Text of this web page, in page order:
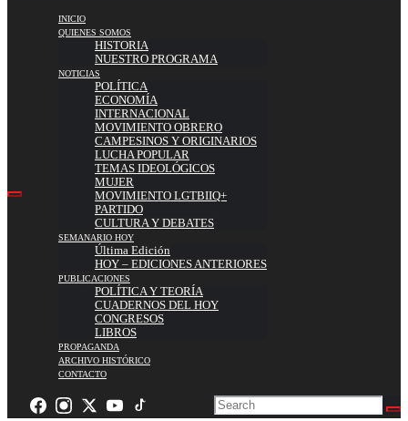
INICIO
QUIENES SOMOS
HISTORIA
NUESTRO PROGRAMA
NOTICIAS
POLÍTICA
ECONOMÍA
INTERNACIONAL
MOVIMIENTO OBRERO
CAMPESINOS Y ORIGINARIOS
LUCHA POPULAR
TEMAS IDEOLÓGICOS
MUJER
MOVIMIENTO LGTBIIQ+
PARTIDO
CULTURA Y DEBATES
SEMANARIO HOY
Última Edición
HOY – EDICIONES ANTERIORES
PUBLICACIONES
POLÍTICA Y TEORÍA
CUADERNOS DEL HOY
CONGRESOS
LIBROS
PROPAGANDA
ARCHIVO HISTÓRICO
CONTACTO